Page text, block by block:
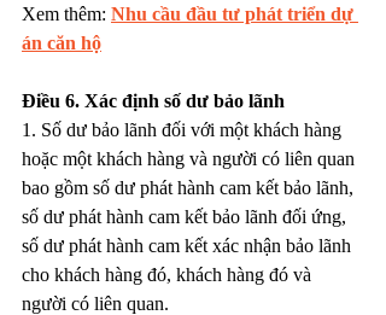
Xem thêm: Nhu cầu đầu tư phát triển dự
án căn hộ
Điều 6. Xác định số dư bảo lãnh
1. Số dư bảo lãnh đối với một khách hàng
hoặc một khách hàng và người có liên quan
bao gồm số dư phát hành cam kết bảo lãnh,
số dư phát hành cam kết bảo lãnh đối ứng,
số dư phát hành cam kết xác nhận bảo lãnh
cho khách hàng đó, khách hàng đó và
người có liên quan.